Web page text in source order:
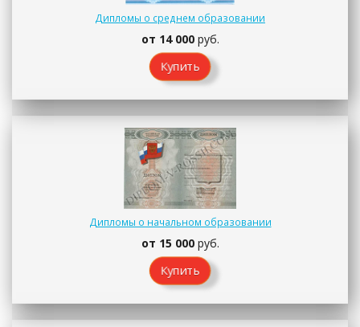
Дипломы о среднем образовании
от 14 000руб.
Купить
Дипломы о начальном образовании
от 15 000руб.
Купить